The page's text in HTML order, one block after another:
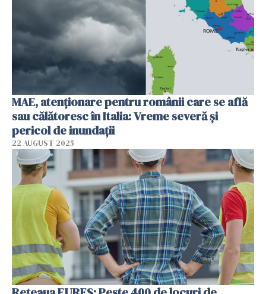
MAE, atenționare pentru românii care se află
sau călătoresc în Italia: Vreme severă și
pericol de inundații
22 AUGUST 2025